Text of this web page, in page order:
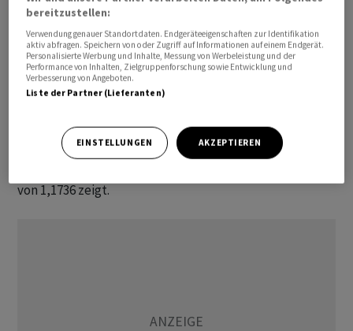
die Detailhandelsumsätze und die Erstanträge auf
Arbeitslosenhilfe im Fokus.
Das Euro/Franken-Paar tritt bei Kursen von 0,9159 mehr
oder weniger auf der Stelle. Auch das Dollar/Franken-
engen Spanne um die Marke von 0,7803. Die europäische
Gemeinschaftswährung hat sich gegenüber dem US-
von 1,1736 zeigt.
bereitzustellen:
Verwendung genauer Standortdaten. Endgeräteeigenschaften zur Identifikation
aktiv abfragen. Speichern von oder Zugriff auf Informationen auf einem Endgerät.
Personalisierte Werbung und Inhalte, Messung von Werbeleistung und der
Performance von Inhalten, Zielgruppenforschung sowie Entwicklung und
Verbesserung von Angeboten.
Liste der Partner (Lieferanten)
EINSTELLUNGEN AKZEPTIEREN